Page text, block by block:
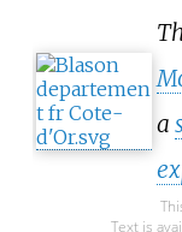
a
Text is